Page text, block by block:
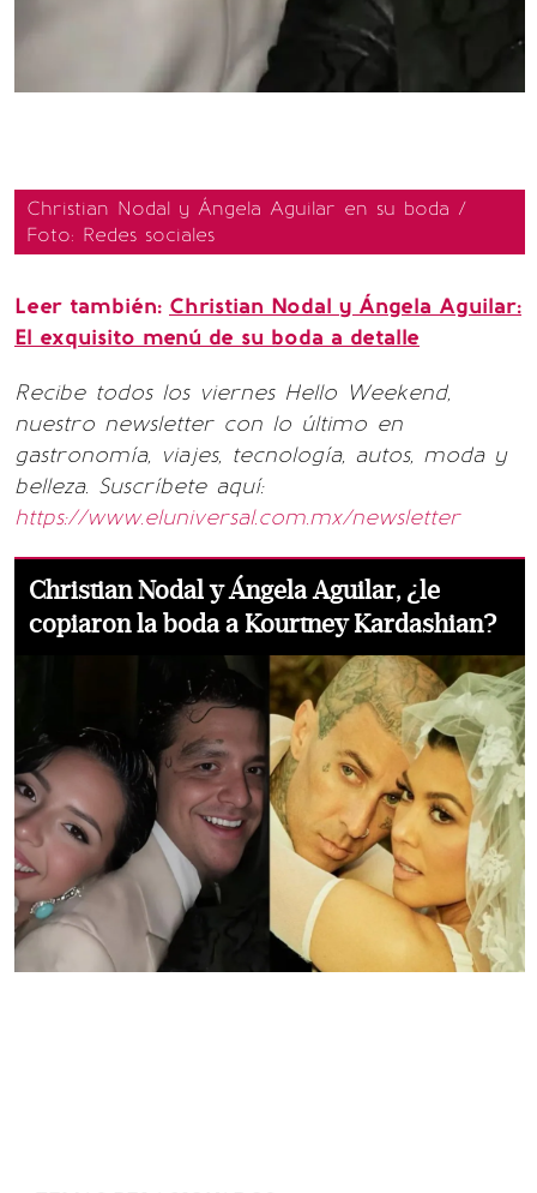
Christian Nodal y Ángela Aguilar en su boda /
Foto: Redes sociales
Leer también: Christian Nodal y Ángela Aguilar:
El exquisito menú de su boda a detalle
Recibe todos los viernes Hello Weekend,
nuestro newsletter con lo último en
gastronomía, viajes, tecnología, autos, moda y
belleza. Suscríbete aquí:
https://www.eluniversal.com.mx/newsletter
Christian Nodal y Ángela Aguilar, ¿le
copiaron la boda a Kourtney Kardashian?